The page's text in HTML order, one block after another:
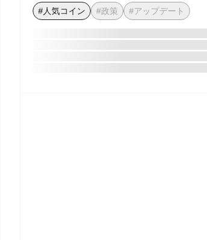
#人気コイン #政策 #アップデート